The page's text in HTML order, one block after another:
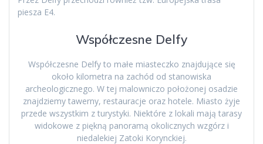
piesza E4.
Współczesne Delfy
Współczesne Delfy to małe miasteczko znajdujące się
około kilometra na zachód od stanowiska
archeologicznego. W tej malowniczo położonej osadzie
znajdziemy tawerny, restauracje oraz hotele. Miasto żyje
przede wszystkim z turystyki. Niektóre z lokali mają tarasy
widokowe z piękną panoramą okolicznych wzgórz i
niedalekiej Zatoki Korynckiej.